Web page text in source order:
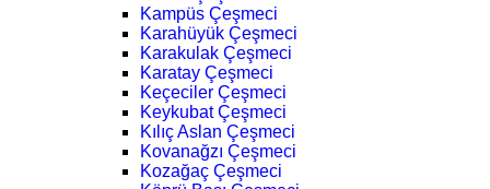
Kampüs Çeşmeci
Karahüyük Çeşmeci
Karakulak Çeşmeci
Karatay Çeşmeci
Keçeciler Çeşmeci
Keykubat Çeşmeci
Kılıç Aslan Çeşmeci
Kovanağzı Çeşmeci
Kozağaç Çeşmeci